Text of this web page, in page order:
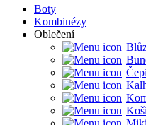
Boty
Kombinézy
Oblečení